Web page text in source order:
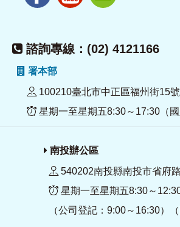
諮詢專線：(02) 4121166
署本部
100210臺北市中正區福州街15號
星期一至星期五8:30～17:30（國
南投辦公區
540202南投縣南投市省府
星期一至星期五8:30～
（公司登記：9:00～16:30）